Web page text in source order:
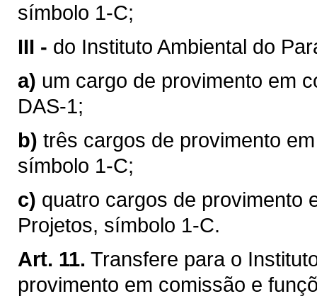
símbolo 1-C;
III - do Instituto Ambiental do
a) um cargo de provimento em
DAS-1;
b) três cargos de provimento
símbolo 1-C;
c) quatro cargos de provimento
Projetos, símbolo 1-C.
Art. 11. Transfere para o
provimento em comissão e